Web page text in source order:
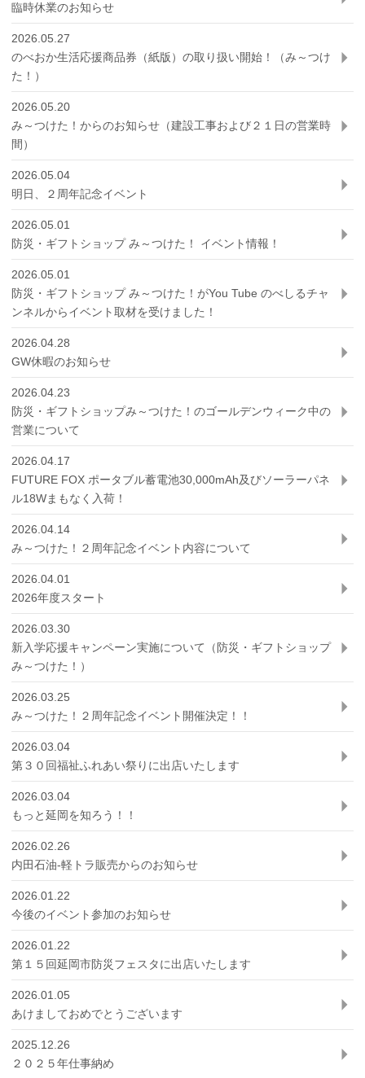
臨時休業のお知らせ
2026.05.27
のべおか生活応援商品券（紙版）の取り扱い開始！（み～つけ
た！）
2026.05.20
み～つけた！からのお知らせ（建設工事および２１日の営業時
間）
2026.05.04
明日、２周年記念イベント
2026.05.01
防災・ギフトショップ み～つけた！ イベント情報！
2026.05.01
防災・ギフトショップ み～つけた！がYou Tube のべしるチャ
ンネルからイベント取材を受けました！
2026.04.28
GW休暇のお知らせ
2026.04.23
防災・ギフトショップみ～つけた！のゴールデンウィーク中の
営業について
2026.04.17
FUTURE FOX ポータブル蓄電池30,000mAh及びソーラーパネ
ル18Wまもなく入荷！
2026.04.14
み～つけた！２周年記念イベント内容について
2026.04.01
2026年度スタート
2026.03.30
新入学応援キャンペーン実施について（防災・ギフトショップ
み～つけた！）
2026.03.25
み～つけた！２周年記念イベント開催決定！！
2026.03.04
第３０回福祉ふれあい祭りに出店いたします
2026.03.04
もっと延岡を知ろう！！
2026.02.26
内田石油-軽トラ販売からのお知らせ
2026.01.22
今後のイベント参加のお知らせ
2026.01.22
第１５回延岡市防災フェスタに出店いたします
2026.01.05
あけましておめでとうございます
2025.12.26
２０２５年仕事納め